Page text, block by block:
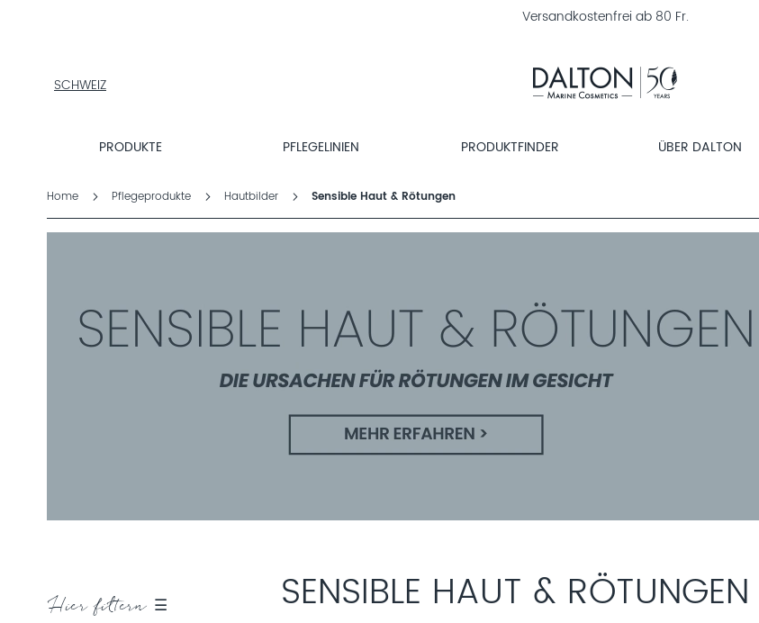
Versandkostenfrei ab 80 Fr.
SCHWEIZ
INSTITUTSKOSMETIKPRODUKTE PFLEGELINIEN PRODUKTFINDER ÜBER DALTON
Home Pflegeprodukte Hautbilder Sensible Haut & Rötungen
SENSIBLE HAUT & RÖTUNGEN
Hier filtern ☰